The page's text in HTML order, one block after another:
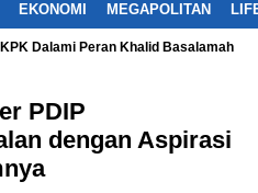
EKONOMI MEGAPOLITAN
Dalami Peran Khalid Basalamah
PDIP
dengan Aspirasi